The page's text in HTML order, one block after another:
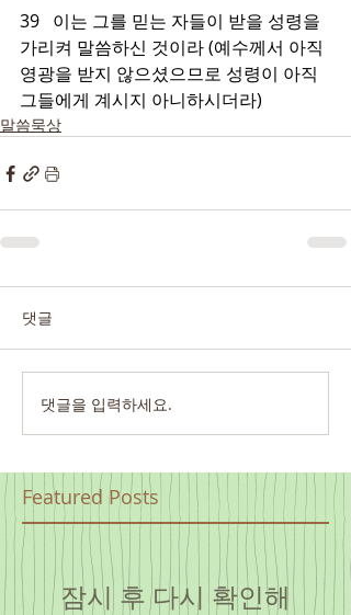
39   이는 그를 믿는 자들이 받을 성령을
가리켜 말씀하신 것이라 (예수께서 아직
영광을 받지 않으셨으므로 성령이 아직
그들에게 계시지 아니하시더라)
말씀묵상
댓글
댓글을 입력하세요.
Featured Posts
잠시 후 다시 확인해